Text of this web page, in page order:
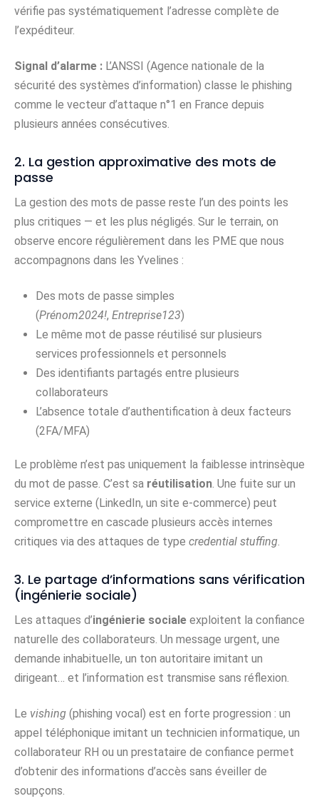
vérifie pas systématiquement l’adresse complète de
l’expéditeur.
Signal d’alarme : L’ANSSI (Agence nationale de la
sécurité des systèmes d’information) classe le phishing
comme le vecteur d’attaque n°1 en France depuis
plusieurs années consécutives.
2. La gestion approximative des mots de
passe
La gestion des mots de passe reste l’un des points les
plus critiques — et les plus négligés. Sur le terrain, on
observe encore régulièrement dans les PME que nous
accompagnons dans les Yvelines :
Des mots de passe simples
(Prénom2024!, Entreprise123)
Le même mot de passe réutilisé sur plusieurs
services professionnels et personnels
Des identifiants partagés entre plusieurs
collaborateurs
L’absence totale d’authentification à deux facteurs
(2FA/MFA)
Le problème n’est pas uniquement la faiblesse intrinsèque
du mot de passe. C’est sa réutilisation . Une fuite sur un
service externe (LinkedIn, un site e-commerce) peut
compromettre en cascade plusieurs accès internes
critiques via des attaques de type credential stuffing
3. Le partage d’informations sans vérification
(ingénierie sociale)
Les attaques d’ingénierie sociale exploitent la confiance
naturelle des collaborateurs. Un message urgent, une
demande inhabituelle, un ton autoritaire imitant un
dirigeant… et l’information est transmise sans réflexion.
Le vishing (phishing vocal) est en forte progression : un
appel téléphonique imitant un technicien informatique, un
collaborateur RH ou un prestataire de confiance permet
d’obtenir des informations d’accès sans éveiller de
soupçons.